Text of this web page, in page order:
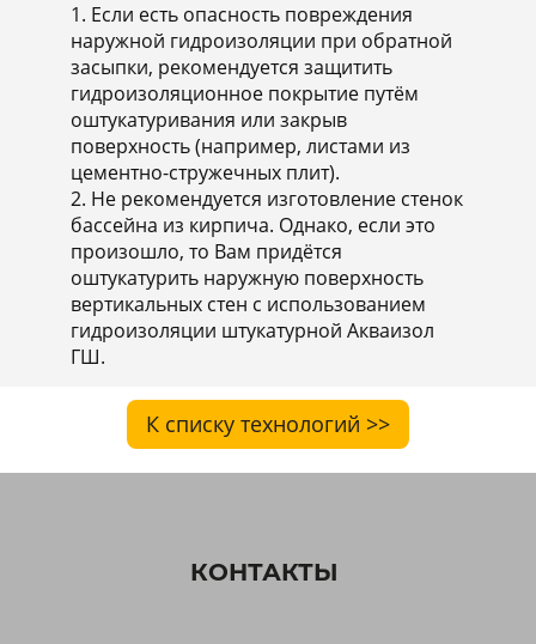
1. Если есть опасность повреждения
наружной гидроизоляции при обратной
засыпки, рекомендуется защитить
гидроизоляционное покрытие путём
оштукатуривания или закрыв
поверхность (например, листами из
цементно-стружечных плит).
2. Не рекомендуется изготовление стенок
бассейна из кирпича. Однако, если это
произошло, то Вам придётся
оштукатурить наружную поверхность
вертикальных стен с использованием
гидроизоляции штукатурной Акваизол
ГШ.
К списку технологий >>
КОНТАКТЫ